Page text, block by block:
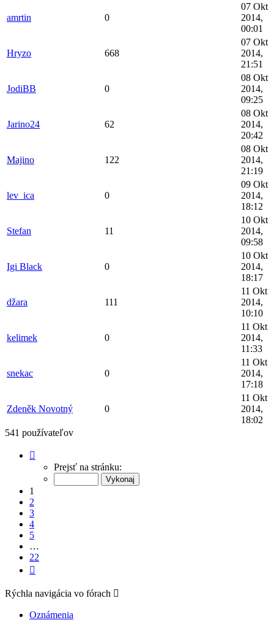
amrtin 0
07 Okt
2014,
00:01
Hryzo 668
07 Okt
2014,
21:51
JodiBB 0
08 Okt
2014,
09:25
Jarino24 62
08 Okt
2014,
20:42
Majino 122
08 Okt
2014,
21:19
lev_ica 0
09 Okt
2014,
18:12
Stefan 11
10 Okt
2014,
09:58
Igi Black 0
10 Okt
2014,
18:17
džara 111
11 Okt
2014,
10:10
kelimek 0
11 Okt
2014,
11:33
snekac 0
11 Okt
2014,
17:18
Zdeněk Novotný 0
11 Okt
2014,
18:02
541 používateľov
Prejsť na stránku:
1
2
3
4
5
…
22
Rýchla navigácia vo fórach
Oznámenia